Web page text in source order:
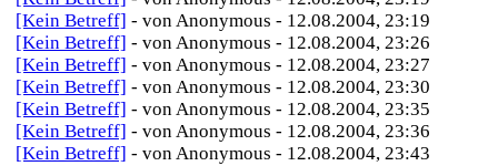
[Kein Betreff] - von Anonymous - 12.08.2004, 23:19
[Kein Betreff] - von Anonymous - 12.08.2004, 23:26
[Kein Betreff] - von Anonymous - 12.08.2004, 23:27
[Kein Betreff] - von Anonymous - 12.08.2004, 23:30
[Kein Betreff] - von Anonymous - 12.08.2004, 23:35
[Kein Betreff] - von Anonymous - 12.08.2004, 23:36
[Kein Betreff] - von Anonymous - 12.08.2004, 23:43